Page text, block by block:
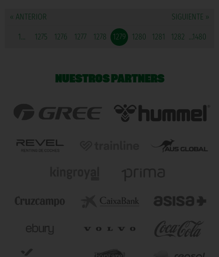
« ANTERIOR SIGUIENTE »
1... 1275 1276 1277 1278 1279 1280 1281 1282 ...1480
NUESTROS PARTNERS